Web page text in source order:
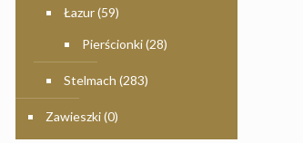
Łazur(59)
Pierścionki(28)
Stelmach (283)
Zawieszki(0)